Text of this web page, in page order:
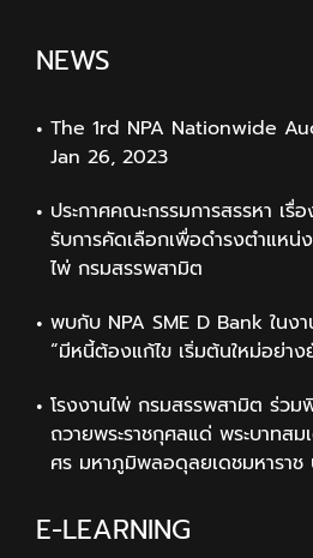
NEWS
The 1rd NPA Nationwide
Jan 26, 2023
ประกาศคณะกรรมการสรรหา เ
รับการคัดเลือกเพื่อดำรงตำแหน่
ไพ่ กรมสรรพสามิต
พบกับ NPA SME D Bank ในง
“มีหนี้ต้องแก้ไข เริ่มต้นใหม่อย่าง
โรงงานไพ่ กรมสรรพสามิต ร่ว
ถวายพระราชกุศลแด่ พระบาทสม
ศร มหาภูมิพลอดุลยเดชมหารา
E-LEARNING